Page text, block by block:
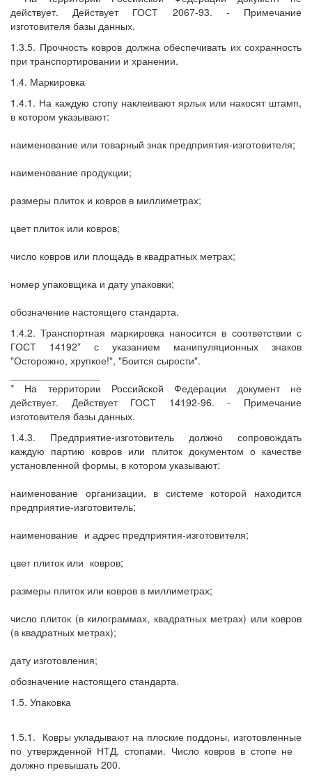
действует. Действует ГОСТ 2067-93. - Примечание
изготовителя базы данных.
1.3.5. Прочность ковров должна обеспечивать их сохранность
при транспортировании и хранении.
1.4. Маркировка
1.4.1. На каждую стопу наклеивают ярлык или накосят штамп,
в котором указывают:
наименование или товарный знак предприятия-изготовителя;
наименование продукции;
размеры плиток и ковров в миллиметрах;
цвет плиток или ковров;
число ковров или площадь в квадратных метрах;
номер упаковщика и дату упаковки;
обозначение настоящего стандарта.
1.4.2. Транспортная маркировка наносится в соответствии с
ГОСТ 14192* с указанием манипуляционных знаков
"Осторожно, хрупкое!", "Боится сырости".
* На территории Российской Федерации документ не
действует. Действует ГОСТ 14192-96. - Примечание
изготовителя базы данных.
1.4.3. Предприятие-изготовитель должно сопровождать
каждую партию ковров или плиток документом о качестве
установленной формы, в котором указывают:
наименование организации, в системе которой находится
предприятие-изготовитель;
наименование и адрес предприятия-изготовителя;
цвет плиток или ковров;
размеры плиток или ковров в миллиметрах;
число плиток (в килограммах, квадратных метрах) или ковров
(в квадратных метрах);
дату изготовления;
обозначение настоящего стандарта.
1.5. Упаковка
1.5.1. Ковры укладывают на плоские поддоны, изготовленные
по утвержденной НТД, стопами. Число ковров в стопе не
должно превышать 200.